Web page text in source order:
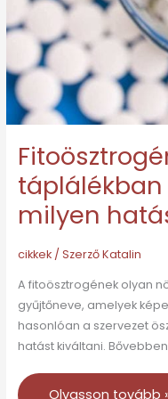
milyen
cikkek/ SzerzőKatalin
A fitoösztrogének olyan
gyűjtőneve, amelyek
hasonlóan a szervezet
hatást kiváltani.
és
milyen
hatásuk
van?
Olvasson tovább